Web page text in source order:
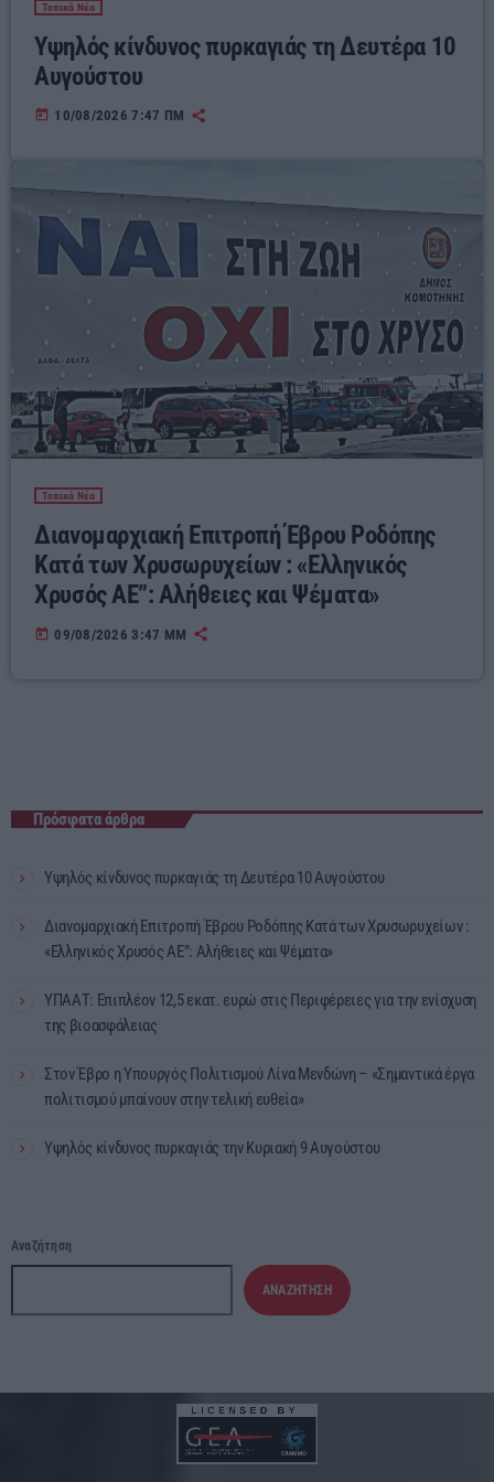
Τοπικά Νέα
Υψηλός κίνδυνος πυρκαγιάς τη Δευτέρα 10
Αυγούστου
today 10/08/2026 7:47 ΠΜ
Τοπικά Νέα
Διανομαρχιακή Επιτροπή Έβρου Ροδόπης
Κατά των Χρυσωρυχείων : «Ελληνικός
Χρυσός ΑΕ”: Αλήθειες και Ψέματα»
today 09/08/2026 3:47 ΜΜ
Πρόσφατα άρθρα
Υψηλός κίνδυνος πυρκαγιάς τη Δευτέρα 10 Αυγούστου
Διανομαρχιακή Επιτροπή Έβρου Ροδόπης Κατά των Χρυσωρυχείων :
«Ελληνικός Χρυσός ΑΕ”: Αλήθειες και Ψέματα»
ΥΠΑΑΤ: Επιπλέον 12,5 εκατ. ευρώ στις Περιφέρειες για την ενίσχυση
της βιοασφάλειας
Στον Έβρο η Υπουργός Πολιτισμού Λίνα Μενδώνη – «Σημαντικά έργα
πολιτισμού μπαίνουν στην τελική ευθεία»
Υψηλός κίνδυνος πυρκαγιάς την Κυριακή 9 Αυγούστου
Αναζήτηση
ΑΝΑΖΉΤΗΣΗ